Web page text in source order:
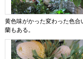
黄色味がかった変わった色合
蘭もある。